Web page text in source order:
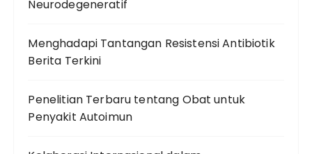
Neurodegeneratif
Menghadapi Tantangan Resistensi Antibiotik
Berita Terkini
Penelitian Terbaru tentang Obat untuk
Penyakit Autoimun